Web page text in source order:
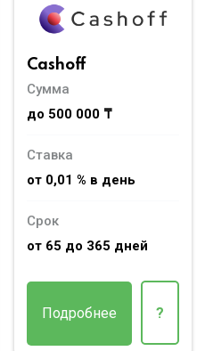
Cashoff
Сумма
до 500 000 ₸
Ставка
от 0,01 % в день
Срок
от 65 до 365 дней
Подробнее ?